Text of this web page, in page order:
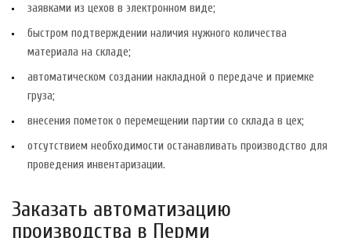
заявками из цехов в электронном виде;
быстром подтверждении наличия нужного количества
материала на складе;
автоматическом создании накладной о передаче и приемке
груза;
внесения пометок о перемещении партии со склада в цех;
отсутствием необходимости останавливать производство для
проведения инвентаризации.
Заказать автоматизацию
производства в Перми